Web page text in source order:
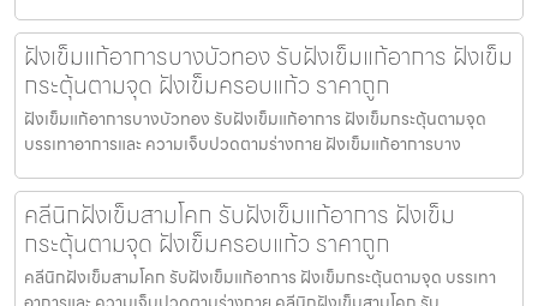
ฝังเข็มแก้อาการบางบัวทอง รับฝังเข็มแก้อาการ ฝังเข็ม
กระตุ้นตามจุด ฝังเข็มครอบแก้ว ราคาถูก
ฝังเข็มแก้อาการบางบัวทอง รับฝังเข็มแก้อาการ ฝังเข็มกระตุ้นตามจุด
บรรเทาอาการและ ความเจ็บปวดตามร่างกาย ฝังเข็มแก้อาการบาง
คลีนิกฝังเข็มสามโคก รับฝังเข็มแก้อาการ ฝังเข็ม
กระตุ้นตามจุด ฝังเข็มครอบแก้ว ราคาถูก
คลีนิกฝังเข็มสามโคก รับฝังเข็มแก้อาการ ฝังเข็มกระตุ้นตามจุด บรรเทา